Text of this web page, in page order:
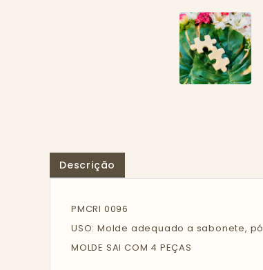
Descrição
PMCRI 0096
USO: Molde adequado a sabonete,
MOLDE SAI COM 4 PEÇAS